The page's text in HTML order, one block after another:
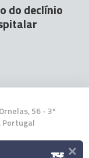
do declínio
56 - 3º
Portugal
×